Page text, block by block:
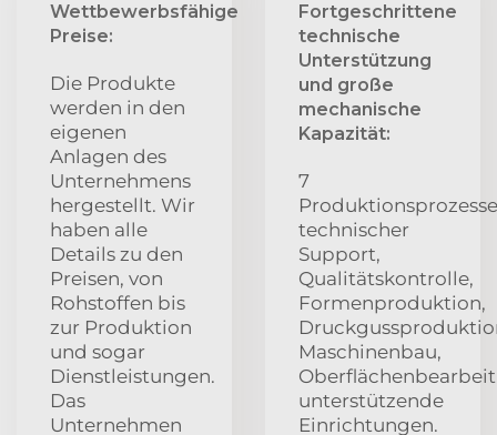
Wettbewerbsfähige
Preise:
Die Produkte
werden in den
eigenen
Anlagen des
Unternehmens
hergestellt. Wir
haben alle
Details zu den
Preisen, von
Rohstoffen bis
zur Produktion
und sogar
Dienstleistungen.
Das
Unternehmen
Fortgeschrittene
technische
Unterstützung
und große
mechanische
Kapazität:
7
technischer
Support,
Qualitätskontrolle,
Formenproduktion,
Maschinenbau,
unterstützende
Einrichtungen.